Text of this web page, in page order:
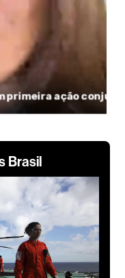
Brasil